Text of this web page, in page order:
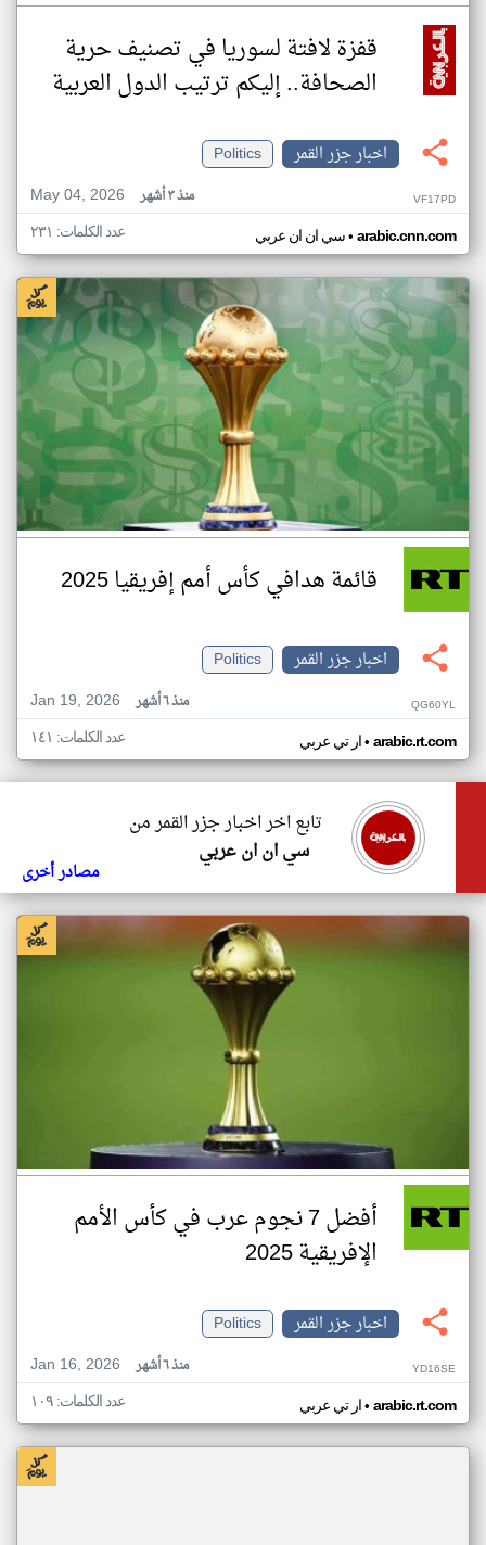
قفزة لافتة لسوريا في تصنيف حرية
الصحافة.. إليكم ترتيب الدول العربية
اخبار جزر القمر
Politics
May 04, 2026
منذ ٣ أشهر VF17PD
سي ان ان عربي• arabic.cnn.com عدد الكلمات: ٢٣١
قائمة هدافي كأس أمم إفريقيا 2025
اخبار جزر القمر
Politics
Jan 19, 2026
منذ ٦ أشهر QG60YL
ار تي عربي• arabic.rt.com عدد الكلمات: ١٤١
تابع اخر اخبار جزر القمر من
سي ان ان عربي
مصادر أخرى
أفضل 7 نجوم عرب في كأس الأمم
الإفريقية 2025
اخبار جزر القمر
Politics
Jan 16, 2026
منذ ٦ أشهر YD16SE
ار تي عربي• arabic.rt.com عدد الكلمات: ١٠٩